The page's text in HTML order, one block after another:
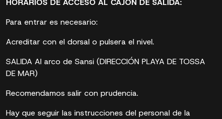
HORARIOS DE ACCESO AL CAJÓN DE SALIDA:
Para entrar es necesario:
Acreditar con el dorsal o pulsera el nivel.
SALIDA Al arco de Sansi (DIRECCIÓN PLAYA DE TOSSA
DE MAR)
Recomendamos salir con prudencia.
Hay que seguir las instrucciones del personal de la